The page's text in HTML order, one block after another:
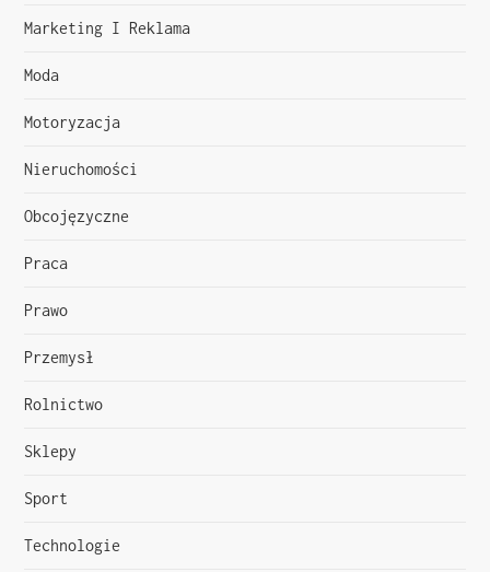
p
i
s
u
Marketing I Reklama
Moda
Motoryzacja
Nieruchomości
Obcojęzyczne
Praca
Prawo
Przemysł
Rolnictwo
Sklepy
Sport
Technologie